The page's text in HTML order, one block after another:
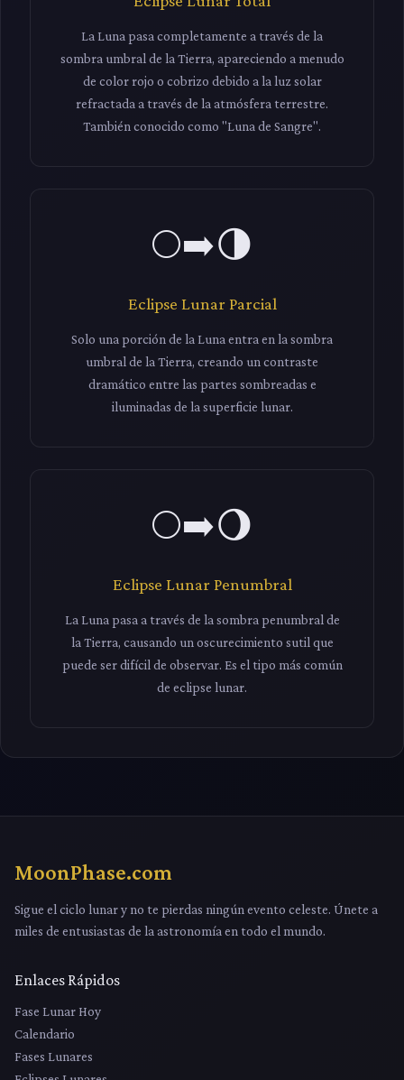
La Luna pasa completamente a través de la
sombra umbral de la Tierra, apareciendo a menudo
de color rojo o cobrizo debido a la luz solar
refractada a través de la atmósfera terrestre.
También conocido como "Luna de Sangre".
🌕➡️🌗
Eclipse Lunar Parcial
Solo una porción de la Luna entra en la sombra
umbral de la Tierra, creando un contraste
dramático entre las partes sombreadas e
iluminadas de la superficie lunar.
🌕➡️🌖
Eclipse Lunar Penumbral
La Luna pasa a través de la sombra penumbral de
la Tierra, causando un oscurecimiento sutil que
puede ser difícil de observar. Es el tipo más común
de eclipse lunar.
MoonPhase.com
Sigue el ciclo lunar y no te pierdas ningún evento celeste. Únete a
miles de entusiastas de la astronomía en todo el mundo.
Enlaces Rápidos
Fase Lunar Hoy
Calendario
Fases Lunares